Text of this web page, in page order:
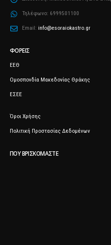
Τηλέφωνο: 6999501100
Email: info@esoraiokastro.gr
ΦΟΡΕΊΣ
ΕΕΘ
Ομοσπονδία Μακεδονίας Θράκης
ΕΣΕΕ
Όροι Χρήσης
Πολιτική Προστασίας Δεδομένων
ΠΟΥ ΒΡΙΣΚΌΜΑΣΤΕ